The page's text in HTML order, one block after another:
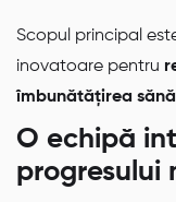
Scopul principal
inovatoare pentru
îmbunătățirea
O echipă
progresului